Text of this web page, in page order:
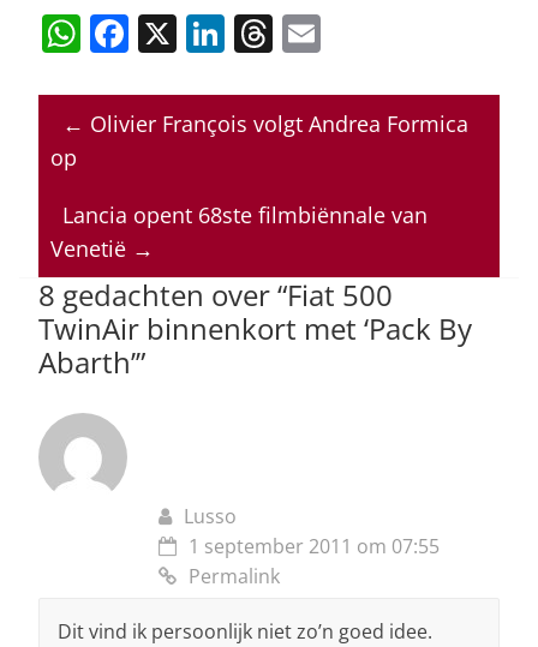
W
at
s
p
p
F
c
e
o
o
k
X Li
k
e
n
T
re
a
s
ai
l
← Olivier François volgt Andrea Formica
op
Lancia opent 68ste filmbiënnale van
Venetië →
8 gedachten over “Fiat 500
TwinAir binnenkort met ‘Pack By
Abarth’”
Lusso
1 september 2011 om 07:55
Permalink
Dit vind ik persoonlijk niet zo’n goed idee.